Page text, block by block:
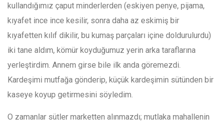
kullandığımız çaput minderlerden (eskiyen penye, pijama,
kıyafet ince ince kesilir, sonra daha az eskimiş bir
kıyafetten kılıf dikilir, bu kumaş parçaları içine doldurulurdu)
iki tane aldım, kömür koyduğumuz yerin arka taraflarına
yerleştirdim. Annem girse bile ilk anda göremezdi.
Kardeşimi mutfağa gönderip, küçük kardeşimin sütünden bir
kaseye koyup getirmesini söyledim.
O zamanlar sütler marketten alınmazdı; mutlaka mahallenin